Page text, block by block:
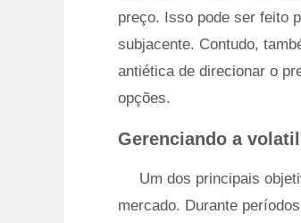
preço. Isso pode ser feito
subjacente. Contudo,
antiética de direcionar o
opções.
Gerenciando a
Um dos principais
mercado. Durante